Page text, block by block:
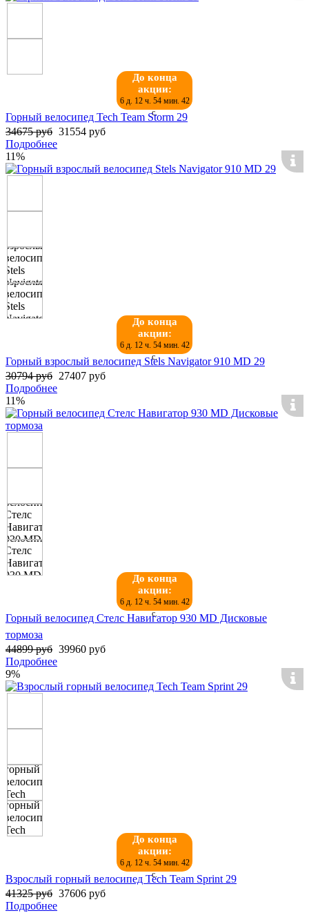
До конца
акции:
6 д. 12 ч. 54 мин. 42
с.
Горный велосипед Tech Team Storm 29
34675 руб 31554 руб
Подробнее
11%
До конца
акции:
6 д. 12 ч. 54 мин. 42
с.
Горный взрослый велосипед Stels Navigator 910 MD 29
30794 руб 27407 руб
Подробнее
11%
До конца
акции:
6 д. 12 ч. 54 мин. 42
с.
Горный велосипед Стелс Навигатор 930 MD Дисковые
тормоза
44899 руб 39960 руб
Подробнее
9%
До конца
акции:
6 д. 12 ч. 54 мин. 42
с.
Взрослый горный велосипед Tech Team Sprint 29
41325 руб 37606 руб
Подробнее